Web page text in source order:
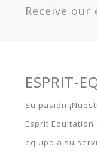
Marina -
400809769
Marina -
400809770
400809759
Negro - 150
Receive
ESPRIT-
Su pasión
Esprit Equitation
equipo a su